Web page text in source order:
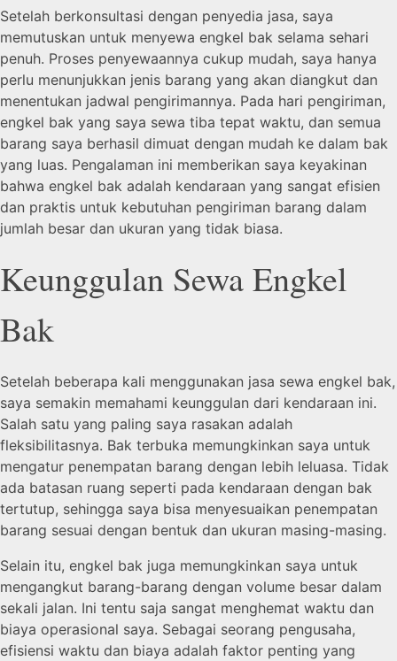
Setelah berkonsultasi dengan penyedia jasa, saya
memutuskan untuk menyewa engkel bak selama sehari
penuh. Proses penyewaannya cukup mudah, saya hanya
perlu menunjukkan jenis barang yang akan diangkut dan
menentukan jadwal pengirimannya. Pada hari pengiriman,
engkel bak yang saya sewa tiba tepat waktu, dan semua
barang saya berhasil dimuat dengan mudah ke dalam bak
yang luas. Pengalaman ini memberikan saya keyakinan
bahwa engkel bak adalah kendaraan yang sangat efisien
dan praktis untuk kebutuhan pengiriman barang dalam
jumlah besar dan ukuran yang tidak biasa.
Keunggulan Sewa Engkel
Bak
Setelah beberapa kali menggunakan jasa sewa engkel bak,
saya semakin memahami keunggulan dari kendaraan ini.
Salah satu yang paling saya rasakan adalah
fleksibilitasnya. Bak terbuka memungkinkan saya untuk
mengatur penempatan barang dengan lebih leluasa. Tidak
ada batasan ruang seperti pada kendaraan dengan bak
tertutup, sehingga saya bisa menyesuaikan penempatan
barang sesuai dengan bentuk dan ukuran masing-masing.
Selain itu, engkel bak juga memungkinkan saya untuk
mengangkut barang-barang dengan volume besar dalam
sekali jalan. Ini tentu saja sangat menghemat waktu dan
biaya operasional saya. Sebagai seorang pengusaha,
efisiensi waktu dan biaya adalah faktor penting yang